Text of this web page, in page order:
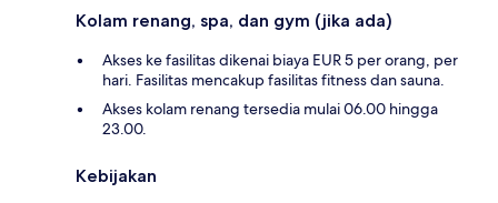
Kolam renang, spa, dan gym (jika ada)
Akses ke fasilitas dikenai biaya EUR 5 per orang, per
hari. Fasilitas mencakup fasilitas fitness dan sauna.
Akses kolam renang tersedia mulai 06.00 hingga
23.00.
Kebijakan